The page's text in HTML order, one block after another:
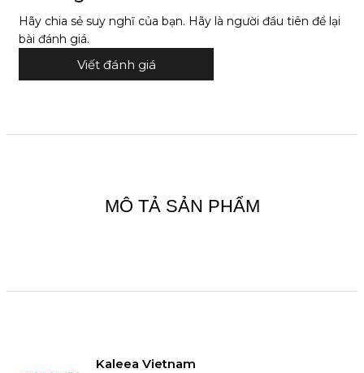
Hãy chia sẻ suy nghĩ của bạn. Hãy là người đầu tiên để lại
bài đánh giá.
Viết đánh giá
MÔ TẢ SẢN PHẨM
Kaleea Vietnam